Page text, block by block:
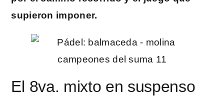
supieron imponer.
El 8va. mixto en suspenso